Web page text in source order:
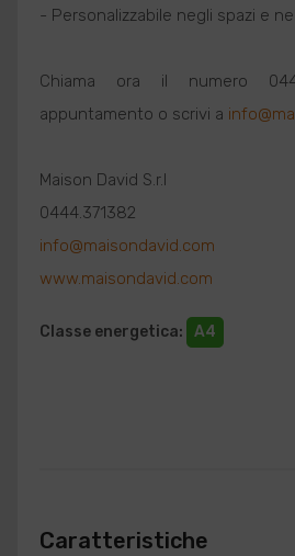
- Personalizzabile negli spazi e
Chiama ora il numero
appuntamento o scrivi a
Maison David S.r.l
0444.371382
info@maisondavid.com
www.maisondavid.com
Classe energetica: A4
Caratteristiche